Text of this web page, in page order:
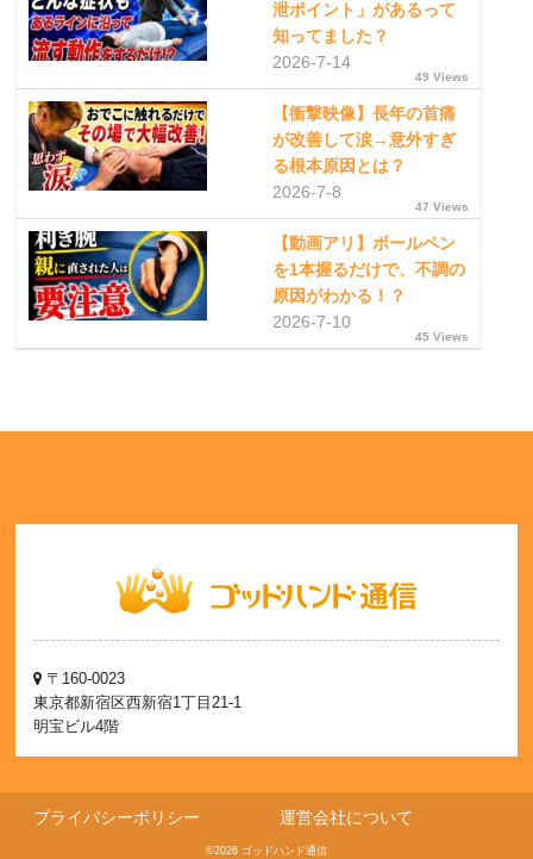
泄ポイント」があるって
知ってました？
2026-7-14
49 Views
【衝撃映像】長年の首痛
が改善して涙→意外すぎ
る根本原因とは？
2026-7-8
47 Views
【動画アリ】ボールペン
を1本握るだけで、不調の
原因がわかる！？
2026-7-10
45 Views
〒160-0023
東京都新宿区西新宿1丁目21-1
明宝ビル4階
プライバシーポリシー 運営会社について
©2026 ゴッドハンド通信